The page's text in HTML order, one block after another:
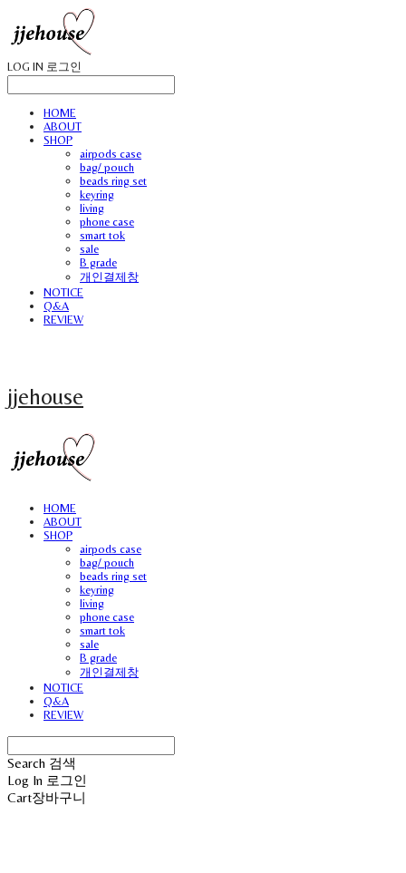
LOG IN 로그인
HOME
ABOUT
SHOP
airpods case
bag/ pouch
beads ring set
keyring
living
phone case
smart tok
sale
B grade
개인결제창
NOTICE
Q&A
REVIEW
jjehouse
HOME
ABOUT
SHOP
airpods case
bag/ pouch
beads ring set
keyring
living
phone case
smart tok
sale
B grade
개인결제창
NOTICE
Q&A
REVIEW
Search 검색
Log In 로그인
Cart장바구니